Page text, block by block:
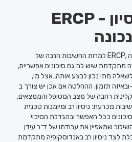
ERCP - חשיבות הניסיון
למרות החשיבות הרבה של ERCP, חשוב להבין שלא מדובר בפעולה
מתקדמת שיש לה גם סיכונים אפשריים,
מתי נכון לבצע אותה, אצל מי,
ובאיזה תזמון. ההחלטה אם אכן יש צורך ב-ERCP צריכה להתקבל בצורה
רחבה של מצב המטופל והממצאים.
מכרעת: ניסיון רב ומיומנות טכנית
ככל האפשר ובהגדלת הסיכוי
השילוב שמאפיין את עבודתו של ד״ר עידן
לצד ניסיון רב באנדוסקופיה מתקדמת